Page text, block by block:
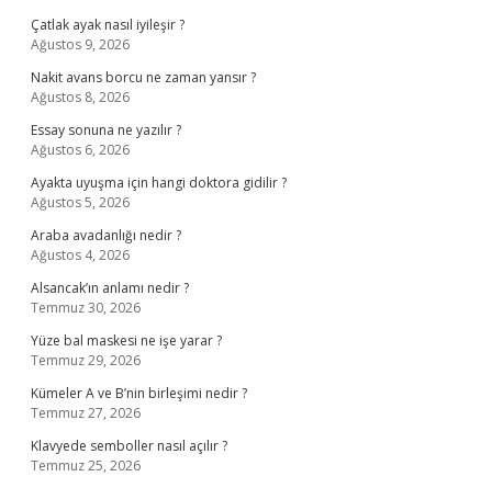
Çatlak ayak nasıl iyileşir ?
Ağustos 9, 2026
Nakit avans borcu ne zaman yansır ?
Ağustos 8, 2026
Essay sonuna ne yazılır ?
Ağustos 6, 2026
Ayakta uyuşma için hangi doktora gidilir ?
Ağustos 5, 2026
Araba avadanlığı nedir ?
Ağustos 4, 2026
Alsancak’ın anlamı nedir ?
Temmuz 30, 2026
Yüze bal maskesi ne işe yarar ?
Temmuz 29, 2026
Kümeler A ve B’nin birleşimi nedir ?
Temmuz 27, 2026
Klavyede semboller nasıl açılır ?
Temmuz 25, 2026